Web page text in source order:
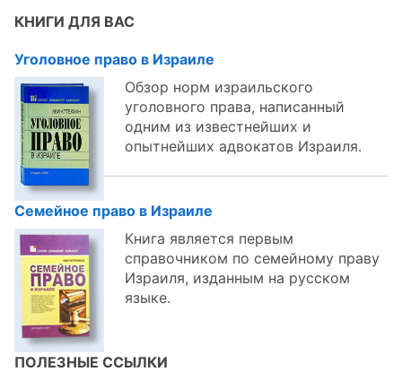
КНИГИ ДЛЯ ВАС
Уголовное право в Израиле
Обзор норм израильского
уголовного права, написанный
одним из известнейших и
опытнейших адвокатов Израиля.
Семейное право в Израиле
Книга является первым
справочником по семейному праву
Израиля, изданным на русском
языке.
ПОЛЕЗНЫЕ ССЫЛКИ